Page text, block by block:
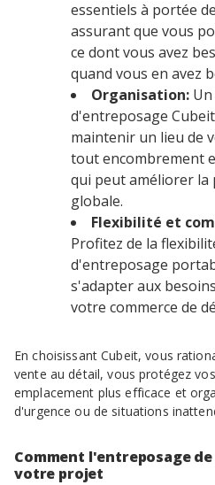
essentiels à portée
assurant que vous
ce dont vous avez
quand vous en avez
Organisation:
d'entreposage
maintenir un lieu de
tout encombrement
qui peut améliorer la
globale.
Flexibilité et
Profitez de la
d'entreposage
s'adapter aux
votre commerce de
En choisissant Cubeit, vous
vente au détail, vous protégez
emplacement plus efficace et
d'urgence ou de situations
Comment l'entreposage
votre projet